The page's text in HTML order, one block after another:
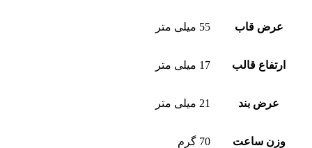
عرض قاب 55 میلی متر
ارتفاع قالب 17 میلی متر
عرض بند 21 میلی متر
وزن ساعت 70 گرم